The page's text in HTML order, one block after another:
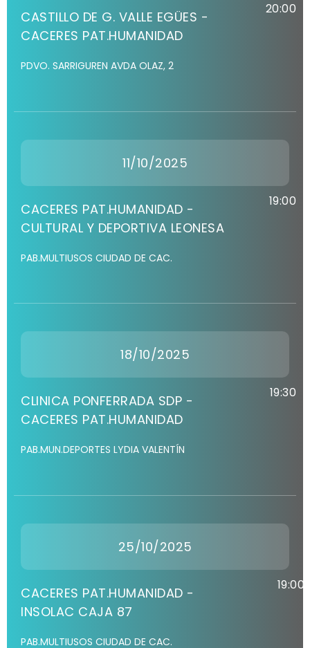
CASTILLO DE G. VALLE EGÜES -
CACERES PAT.HUMANIDAD
20:00
PDVO. SARRIGUREN AVDA OLAZ, 2
11/10/2025
CACERES PAT.HUMANIDAD -
CULTURAL Y DEPORTIVA LEONESA
19:00
PAB.MULTIUSOS CIUDAD DE CAC.
18/10/2025
CLINICA PONFERRADA SDP -
CACERES PAT.HUMANIDAD
19:30
PAB.MUN.DEPORTES LYDIA VALENTÍN
25/10/2025
CACERES PAT.HUMANIDAD -
INSOLAC CAJA 87
19:00
PAB.MULTIUSOS CIUDAD DE CAC.